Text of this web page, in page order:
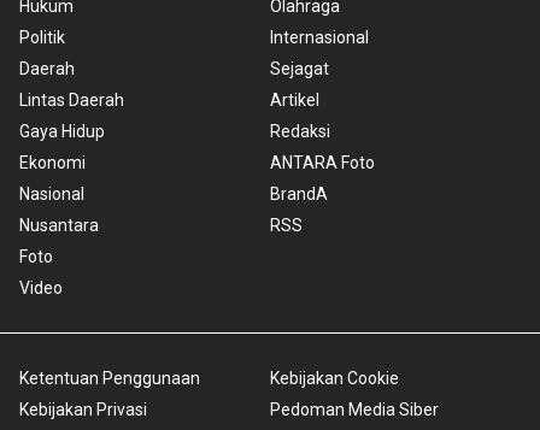
Hukum
Politik
Daerah
Lintas Daerah
Gaya Hidup
Ekonomi
Nasional
Nusantara
Foto
Video
Olahraga
Internasional
Sejagat
Artikel
Redaksi
ANTARA Foto
BrandA
RSS
Ketentuan Penggunaan
Kebijakan Privasi
Kebijakan Cookie
Pedoman Media Siber